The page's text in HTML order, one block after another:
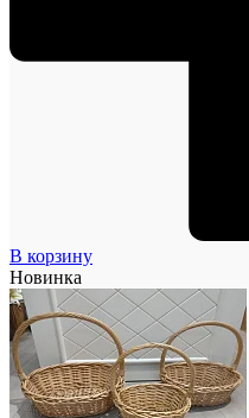
В корзину
Новинка